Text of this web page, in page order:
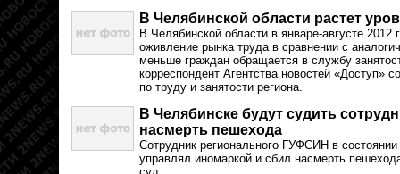
В Челябинской области растет
В Челябинской области в январе-августе 2012
оживление рынка труда в сравнении с
меньше граждан обращается в службу
корреспондент Агентства новостей «Доступ»
по труду и занятости региона.
В Челябинске будут судить
насмерть пешехода
Сотрудник регионального ГУФСИН в состоянии
управлял иномаркой и сбил насмерть